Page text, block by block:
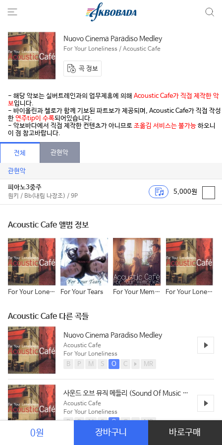
Nuovo Cinema Paradiso Medley
For Your Loneliness / Acoustic Cafe
곡 정보
- 해당 악보는 실버트레인과의 업무제휴에 의해 Acoustic Cafe가 직접 제작한 악
보입니다.
- 바이올린과 첼로가 함께 기보된 파트보가 제공되며, Acoustic Cafe가 직접 작성
한 연주tip이 수록되어있습니다.
- 악보바다에서 직접 제작한 컨텐츠가 아니므로 조옮김 서비스는 불가능 하오니
이 점 참고바랍니다.
전체 관현악
관현악
피아노3중주
원키 / Bb(내림 나장조) / 9P
5,000원
Acoustic Cafe 앨범 정보
For Your Loneliness For Your Tears For Your Memories For Your Loneliness
Acoustic Cafe 다른 곡들
Nuovo Cinema Paradiso Medley
Acoustic Cafe
For Your Loneliness
B P M S O C MR
사운드 오브 뮤직 메들리 (Sound Of Music Medley / Richard Rodgers)
Acoustic Cafe
For Your Loneliness
B P M S O C MR
0원 장바구니 바로구매